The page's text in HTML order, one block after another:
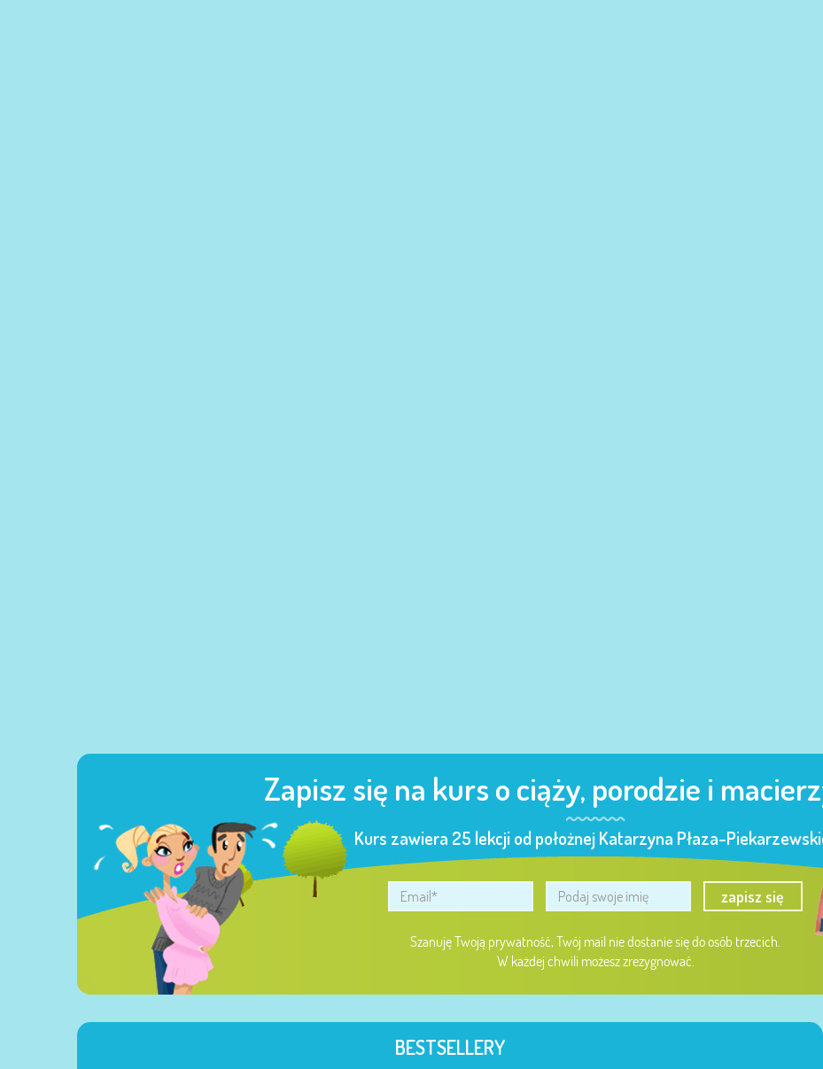
Zapisz się na kurs o ciąży, porodzie i
Kurs zawiera 25 lekcji od położnej Katarzyna Płaza-
zapisz się
Szanuję Twoją prywatność, Twój mail nie dostanie się do osób trzecich.
W każdej chwili możesz zrezygnować.
BESTSELLERY